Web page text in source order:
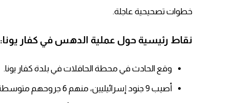
خطوات تصحيحية عاجلة.
نقاط رئيسية حول عملية الدهس في كفار يونا:
وقع الحادث في محطة الحافلات في بلدة كفار يونا.
أصيب 9 جنود إسرائيليين، منهم 6 جروحهم متوسطة و3 طفيفة.